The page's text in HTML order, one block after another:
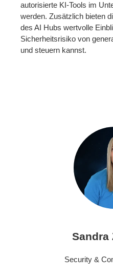
autorisierte KI-Tools im
werden. Zusätzlich bieten
des AI Hubs wertvolle
Sicherheitsrisiko von
und steuern kannst.
Sandra
Security &